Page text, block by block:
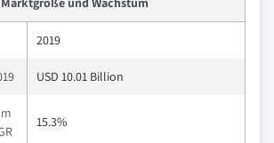
2019
USD 10.01 Billion
15.3%